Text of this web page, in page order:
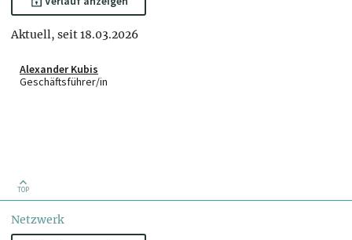
Aktuell, seit 18.03.2026
Alexander Kubis
Geschäftsführer/in
TOP
Netzwerk